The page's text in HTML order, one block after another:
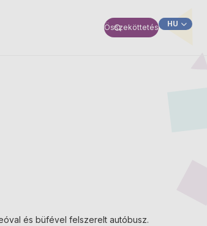
Összeköttetés
HU
és büfével felszerelt autóbusz.